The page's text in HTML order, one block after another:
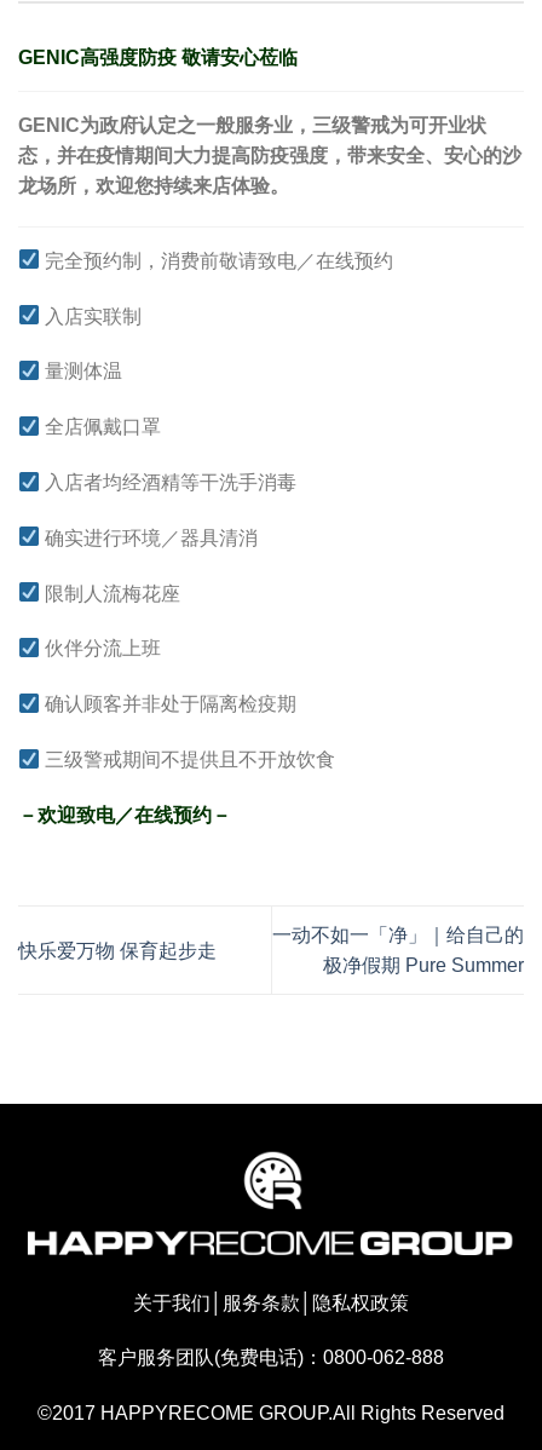
GENIC高强度防疫 敬请安心莅临
GENIC为政府认定之一般服务业，三级警戒为可开业状
态，并在疫情期间大力提高防疫强度，带来安全、安心的沙
龙场所，欢迎您持续来店体验。
完全预约制，消费前敬请致电／在线预约
入店实联制
量测体温
全店佩戴口罩
入店者均经酒精等干洗手消毒
确实进行环境／器具清消
限制人流梅花座
伙伴分流上班
确认顾客并非处于隔离检疫期
三级警戒期间不提供且不开放饮食
－欢迎致电／在线预约－
快乐爱万物 保育起步走
一动不如一「净」｜给自己的
极净假期 Pure Summer
关于我们 服务条款 隐私权政策
客户服务团队(免费电话)：0800-062-888
©2017 HAPPYRECOME GROUP.All Rights Reserved